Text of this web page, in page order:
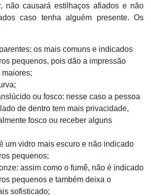
não causará estilhaços afiados e não
caso tenha alguém presente. Os
os mais comuns e indicados
pequenos, pois dão a impressão
ou fosco: nesse caso a pessoa
de dentro tem mais privacidade,
fosco ou receber alguns
um vidro mais escuro e não indicado
pequenos;
assim como o fumê, não é indicado
pequenos e também deixa o
sofisticado;